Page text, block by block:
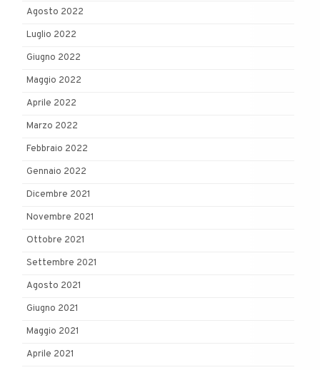
Agosto 2022
Luglio 2022
Giugno 2022
Maggio 2022
Aprile 2022
Marzo 2022
Febbraio 2022
Gennaio 2022
Dicembre 2021
Novembre 2021
Ottobre 2021
Settembre 2021
Agosto 2021
Giugno 2021
Maggio 2021
Aprile 2021